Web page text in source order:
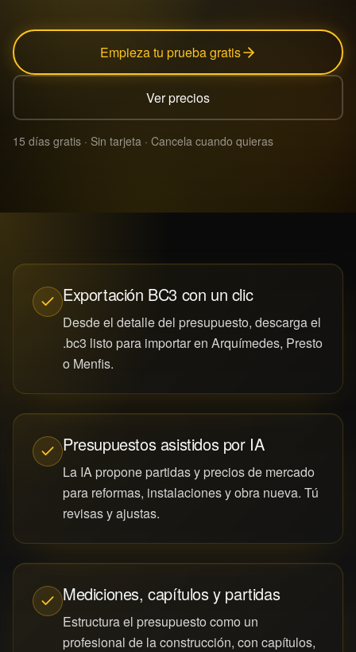
Empieza tu prueba gratis
Ver precios
15 días gratis · Sin tarjeta · Cancela cuando quieras
Exportación BC3 con un clic
Desde el detalle del presupuesto, descarga el
.bc3 listo para importar en Arquímedes, Presto
o Menfis.
Presupuestos asistidos por IA
La IA propone partidas y precios de mercado
para reformas, instalaciones y obra nueva. Tú
revisas y ajustas.
Mediciones, capítulos y partidas
Estructura el presupuesto como un
profesional de la construcción, con capítulos,